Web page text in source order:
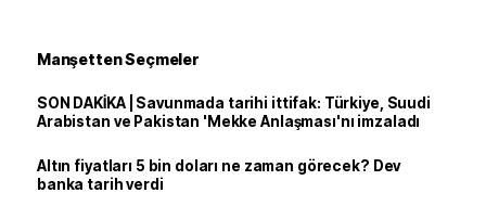
Manşetten Seçmeler
SON DAKİKA | Savunmada tarihi ittifak: Türkiye, Suudi
Arabistan ve Pakistan 'Mekke Anlaşması'nı imzaladı
Altın fiyatları 5 bin doları ne zaman görecek? Dev
banka tarih verdi